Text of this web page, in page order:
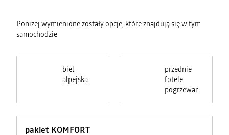
Poniżej wymienione zostały opcje, które znajdują się w tym
samochodzie
biel
alpejska
pakiet KOMFORT
przednie
fotele
pogrzewane